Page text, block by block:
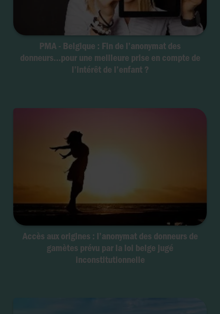
PMA - Belgique : Fin de l’anonymat des
donneurs...pour une meilleure prise en compte de
l’intérêt de l’enfant ?
Accès aux origines : l’anonymat des donneurs de
gamètes prévu par la loi belge jugé
inconstitutionnelle